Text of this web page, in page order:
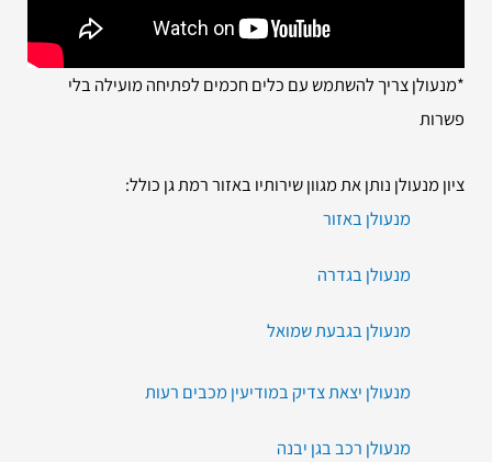
*מנעולן צריך להשתמש עם כלים חכמים לפתיחה מועילה בלי
פשרות
ציון מנעולן נותן את מגוון שירותיו באזור רמת גן כולל:
מנעולן באזור
מנעולן בגדרה
מנעולן בגבעת שמואל
מנעולן יצאת צדיק במודיעין מכבים רעות
מנעולן רכב בגן יבנה